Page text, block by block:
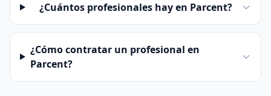
¿Cuántos profesionales hay en Parcent?
¿Cómo contratar un profesional en
Parcent?